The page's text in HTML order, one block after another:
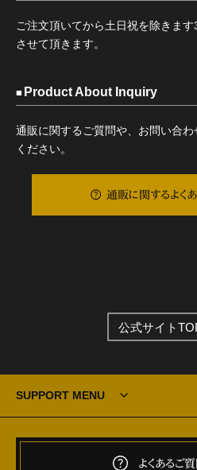
ご注文頂いてから土日祝を除きま
させて頂きます。
Product About Inquiry
通販に関するご質問や、お問い合
ください。
通販に関するよく
公式サイト
SUPPORT MENU
よくあるご